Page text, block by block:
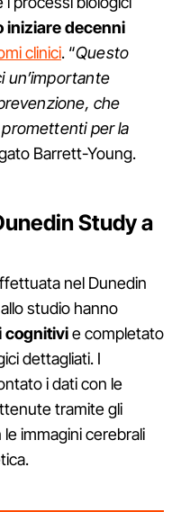
iniziare decenni
clinici. “Questo
un’importante
che
per la
Barrett-Young.
Study a
nel Dunedin
studio hanno
cognitivie completato
dettagliati. I
i dati con le
tramite gli
immagini cerebrali